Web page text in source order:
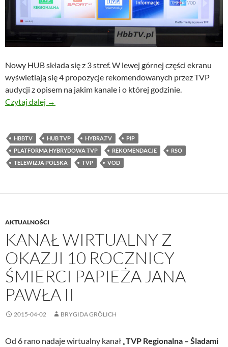
Nowy HUB składa się z 3 stref. W lewej górnej części ekranu
wyświetlają się 4 propozycje rekomendowanych przez TVP
audycji z opisem na jakim kanale i o której godzinie.
Czytaj dalej Nowy HUB od TVP
→
HBBTV HUB TVP HYBRA.TV
PIP
PLATFORMA HYBRYDOWA TVP
REKOMENDACJE
RSO
TELEWIZJA POLSKA
TVP VOD
AKTUALNOŚCI
KANAŁ WIRTUALNY Z
OKAZJI 10 ROCZNICY
ŚMIERCI PAPIEŻA JANA
PAWŁA II
2015-04-02 BRYGIDA GRÖLICH
Od 6 rano nadaje wirtualny kanał „TVP Regionalna – Śladami